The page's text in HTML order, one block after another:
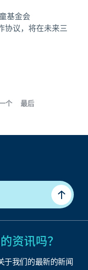
基金会
协议，将在未来三
个 最后
资讯吗？
于我们的最新的新闻